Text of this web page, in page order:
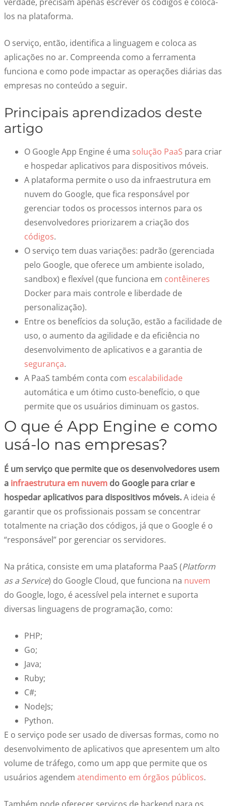
los na plataforma.
O serviço, então, identifica a linguagem e coloca as
aplicações no ar. Compreenda como a ferramenta
funciona e como pode impactar as operações diárias das
empresas no conteúdo a seguir.
Principais aprendizados deste
artigo
O Google App Engine é uma solução PaaS para criar
e hospedar aplicativos para dispositivos móveis.
A plataforma permite o uso da infraestrutura em
nuvem do Google, que fica responsável por
gerenciar todos os processos internos para os
desenvolvedores priorizarem a criação dos
códigos.
O serviço tem duas variações: padrão (gerenciada
pelo Google, que oferece um ambiente isolado,
sandbox) e flexível (que funciona em contêineres
Docker para mais controle e liberdade de
personalização).
Entre os benefícios da solução, estão a facilidade de
uso, o aumento da agilidade e da eficiência no
desenvolvimento de aplicativos e a garantia de
segurança.
A PaaS também conta com escalabilidade
automática e um ótimo custo-benefício, o que
permite que os usuários diminuam os gastos.
O que é App Engine e como
usá-lo nas empresas?
É um serviço que permite que os desenvolvedores usem
a infraestrutura em nuvem do Google para criar e
hospedar aplicativos para dispositivos móveis.A ideia é
garantir que os profissionais possam se concentrar
totalmente na criação dos códigos, já que o Google é o
“responsável” por gerenciar os servidores.
Na prática, consiste em uma plataforma PaaS (Platform
as a Service) do Google Cloud, que funciona na nuvem
do Google, logo, é acessível pela internet e suporta
diversas linguagens de programação, como:
PHP;
Go;
Java;
Ruby;
C#;
NodeJs;
Python.
E o serviço pode ser usado de diversas formas, como no
desenvolvimento de aplicativos que apresentem um alto
volume de tráfego, como um app que permite que os
usuários agendem atendimento em órgãos públicos.